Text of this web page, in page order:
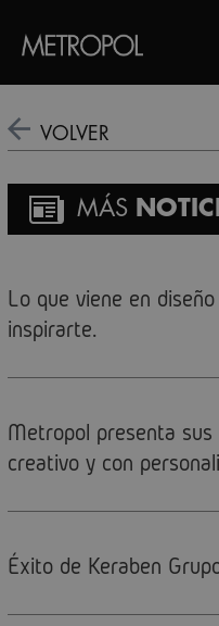
VOLVER
MÁS
Lo que viene en
inspirarte.
Metropol presenta sus
creativo y con
Éxito de Keraben